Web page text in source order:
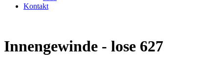
Kontakt
Innengewinde - lose 627